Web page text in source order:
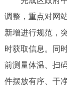
调整，重点对网
新增进行规范，
时获取信息。同
前测量体温、扫
件摆放有序、干